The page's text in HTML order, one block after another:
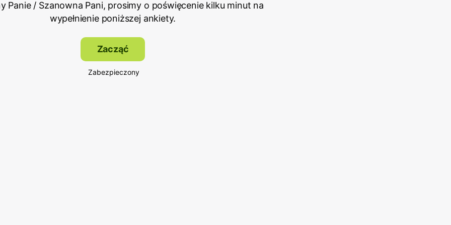
Panie / Szanowna Pani, prosimy o poświęcenie kilku minut na
wypełnienie poniższej ankiety.
Zacząć
Zabezpieczony